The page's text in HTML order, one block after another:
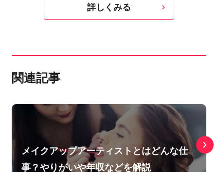
詳しくみる
関連記事
メイクアップアーティストとはどんな仕
事？やりがいや年収などを解説